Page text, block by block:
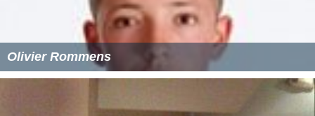
Olivier Rommens